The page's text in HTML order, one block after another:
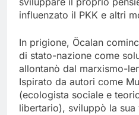
influenzato il PKK e altri
In prigione, Öcalan
di stato-nazione come
allontanò dal marxismo-
Ispirato da autori come
(ecologista sociale e
libertario), sviluppò la sua